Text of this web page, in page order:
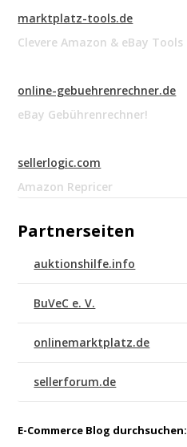
marktplatz-tools.de
Clevere Amazon & eBay Tools
online-gebuehrenrechner.de
eBay Gebührenrechner!
sellerlogic.com
Amazon Repricer
Partnerseiten
auktionshilfe.info
BuVeC e. V.
onlinemarktplatz.de
sellerforum.de
E-Commerce Blog durchsuchen: